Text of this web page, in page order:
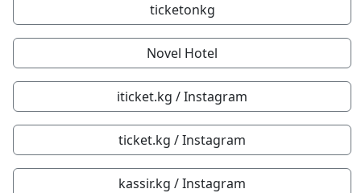
ticketonkg
Novel Hotel
iticket.kg / Instagram
ticket.kg / Instagram
kassir.kg / Instagram